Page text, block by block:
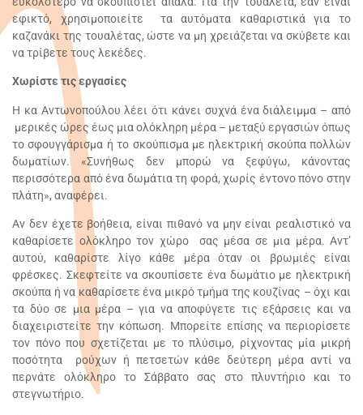
εφικτό, χρησιμοποιείτε τα αυτόματα καθαριστικά για το
καζανάκι της τουαλέτας, ώστε να μη χρειάζεται να σκύβετε και
να τρίβετε τους λεκέδες.
Χωρίστε τις εργασίες
Η κα Αντωνοπούλου λέει ότι κάνει συχνά ένα διάλειμμα – από
μερικές ώρες έως μια ολόκληρη μέρα – μεταξύ εργασιών όπως
το σφουγγάρισμα ή το σκούπισμα με ηλεκτρική σκούπα πολλών
δωματίων. «Συνήθως δεν μπορώ να ξεφύγω, κάνοντας
περισσότερα από ένα δωμάτια τη φορά, χωρίς έντονο πόνο στην
πλάτη», αναφέρει.
Αν δεν έχετε βοήθεια, είναι πιθανό να μην είναι ρεαλιστικό να
καθαρίσετε ολόκληρο τον χώρο σας μέσα σε μια μέρα. Αντ’
αυτού, καθαρίστε λίγο κάθε μέρα όταν οι βρωμιές είναι
φρέσκες. Σκεφτείτε να σκουπίσετε ένα δωμάτιο με ηλεκτρική
σκούπα ή να καθαρίσετε ένα μικρό τμήμα της κουζίνας – όχι και
τα δύο σε μια μέρα – για να αποφύγετε τις εξάρσεις και να
διαχειριστείτε την κόπωση. Μπορείτε επίσης να περιορίσετε
τον πόνο που σχετίζεται με το πλύσιμο, ρίχνοντας μία μικρή
ποσότητα ρούχων ή πετσετών κάθε δεύτερη μέρα αντί να
περνάτε ολόκληρο το Σάββατο σας στο πλυντήριο και το
στεγνωτήριο.